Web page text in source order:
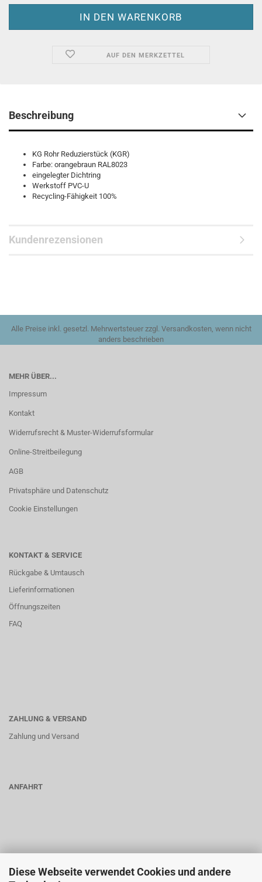
Diese Webseite verwendet Cookies und andere
AUF DEN MERKZETTEL
Beschreibung
KG Rohr Reduzierstück (KGR)
Farbe: orangebraun RAL8023
eingelegter Dichtring
Werkstoff PVC-U
Recycling-Fähigkeit 100%
Kundenrezensionen
Alle Preise inkl. gesetzl. Mehrwertsteuer zzgl. Versandkosten, wenn nicht
anders beschrieben
MEHR ÜBER...
Impressum
Kontakt
Widerrufsrecht & Muster-Widerrufsformular
Online-Streitbeilegung
AGB
Privatsphäre und Datenschutz
Cookie Einstellungen
KONTAKT & SERVICE
Rückgabe & Umtausch
Lieferinformationen
Öffnungszeiten
FAQ
ZAHLUNG & VERSAND
Zahlung und Versand
ANFAHRT